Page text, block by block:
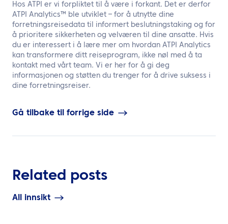
Hos ATPI er vi forpliktet til å være i forkant. Det er derfor
ATPI Analytics™ ble utviklet – for å utnytte dine
forretningsreisedata til informert beslutningstaking og for
å prioritere sikkerheten og velværen til dine ansatte. Hvis
du er interessert i å lære mer om hvordan ATPI Analytics
kan transformere ditt reiseprogram, ikke nøl med å ta
kontakt med vårt team. Vi er her for å gi deg
informasjonen og støtten du trenger for å drive suksess i
dine forretningsreiser.
Gå tilbake til forrige side
Related posts
All innsikt